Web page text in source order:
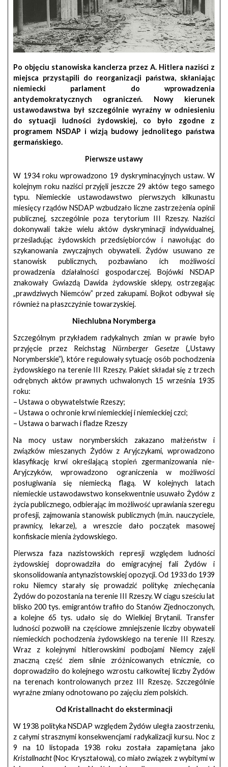
Po objęciu stanowiska kanclerza przez A. Hitlera naziści z
miejsca przystąpili do reorganizacji państwa, skłaniając
niemiecki parlament do wprowadzenia
antydemokratycznych ograniczeń. Nowy kierunek
ustawodawstwa był szczególnie wyraźny w odniesieniu
do sytuacji ludności żydowskiej, co było zgodne z
programem NSDAP i wizją budowy jednolitego państwa
germańskiego.
Pierwsze ustawy
W 1934 roku wprowadzono 19 dyskryminacyjnych ustaw. W
kolejnym roku naziści przyjęli jeszcze 29 aktów tego samego
typu. Niemieckie ustawodawstwo pierwszych kilkunastu
miesięcy rządów NSDAP wzbudzało liczne zastrzeżenia opinii
publicznej, szczególnie poza terytorium III Rzeszy. Naziści
dokonywali także wielu aktów dyskryminacji indywidualnej,
prześladując żydowskich przedsiębiorców i nawołując do
szykanowania zwyczajnych obywateli. Żydów usuwano ze
stanowisk publicznych, pozbawiano ich możliwości
prowadzenia działalności gospodarczej. Bojówki NSDAP
znakowały Gwiazdą Dawida żydowskie sklepy, ostrzegając
„prawdziwych Niemców” przed zakupami. Bojkot odbywał się
również na płaszczyźnie towarzyskiej.
Niechlubna Norymberga
Szczególnym przykładem radykalnych zmian w prawie było
przyjęcie przez Reichstag Nürnberger Gesetze („Ustawy
Norymberskie”), które regulowały sytuację osób pochodzenia
żydowskiego na terenie III Rzeszy. Pakiet składał się z trzech
odrębnych aktów prawnych uchwalonych 15 września 1935
roku:
– Ustawa o obywatelstwie Rzeszy;
– Ustawa o ochronie krwi niemieckiej i niemieckiej czci;
– Ustawa o barwach i fladze Rzeszy
Na mocy ustaw norymberskich zakazano małżeństw i
związków mieszanych Żydów z Aryjczykami, wprowadzono
klasyfikację krwi określającą stopień zgermanizowania nie-
Aryjczyków, wprowadzono ograniczenia w możliwości
posługiwania się niemiecką flagą. W kolejnych latach
niemieckie ustawodawstwo konsekwentnie usuwało Żydów z
życia publicznego, odbierając im możliwość uprawiania szeregu
profesji, zajmowania stanowisk publicznych (m.in. nauczyciele,
prawnicy, lekarze), a wreszcie dało początek masowej
konfiskacie mienia żydowskiego.
Pierwsza faza nazistowskich represji względem ludności
żydowskiej doprowadziła do emigracyjnej fali Żydów i
skonsolidowania antynazistowskiej opozycji. Od 1933 do 1939
roku Niemcy starały się prowadzić politykę zniechęcania
Żydów do pozostania na terenie III Rzeszy. W ciągu sześciu lat
blisko 200 tys. emigrantów trafiło do Stanów Zjednoczonych,
a kolejne 65 tys. udało się do Wielkiej Brytanii. Transfer
ludności pozwolił na częściowe zmniejszenie liczby obywateli
niemieckich pochodzenia żydowskiego na terenie III Rzeszy.
Wraz z kolejnymi hitlerowskimi podbojami Niemcy zajęli
znaczną część ziem silnie zróżnicowanych etnicznie, co
doprowadziło do kolejnego wzrostu całkowitej liczby Żydów
na terenach kontrolowanych przez III Rzeszę. Szczególnie
wyraźne zmiany odnotowano po zajęciu ziem polskich.
Od Kristallnacht do eksterminacji
W 1938 polityka NSDAP względem Żydów uległa zaostrzeniu,
z całymi strasznymi konsekwencjami radykalizacji kursu. Noc z
9 na 10 listopada 1938 roku została zapamiętana jako
Kristallnacht(Noc Kryształowa), co miało związek z wybitymi w